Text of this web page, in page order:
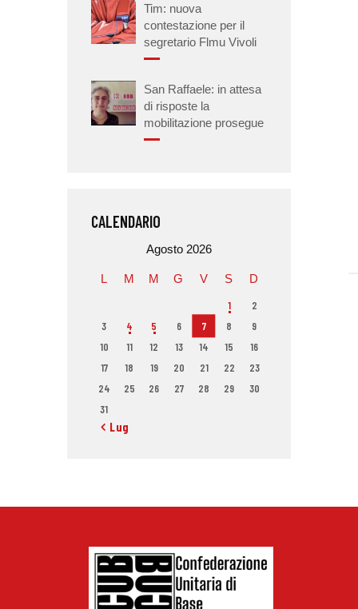
Tim: nuova
contestazione per il
segretario Flmu Vivoli
San Raffaele: in attesa
di risposte la
mobilitazione prosegue
CALENDARIO
Agosto 2026
L M M G V S D
1
2
3
4 5 6 7 8
9
10
11 12 13 14 15
16
17
18 19 20 21 22
23
24
25 26 27 28 29
30
31
« Lug